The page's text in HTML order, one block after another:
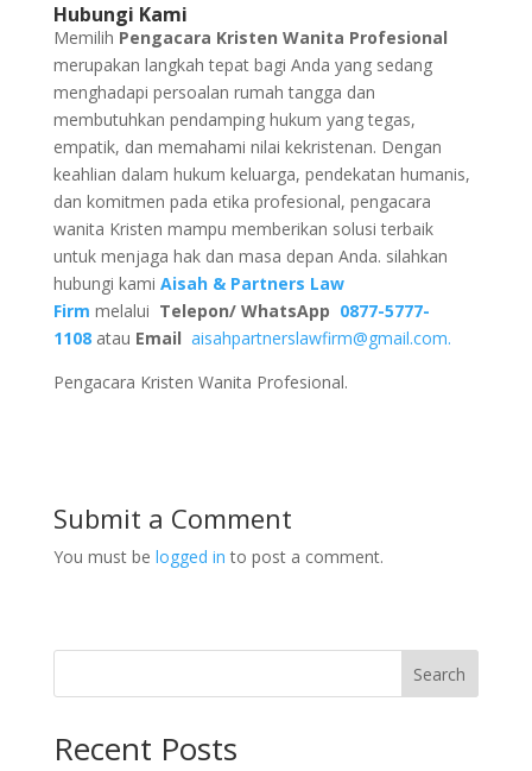
Hubungi Kami
Memilih Pengacara Kristen Wanita Profesional
merupakan langkah tepat bagi Anda yang sedang
menghadapi persoalan rumah tangga dan
membutuhkan pendamping hukum yang tegas,
empatik, dan memahami nilai kekristenan. Dengan
keahlian dalam hukum keluarga, pendekatan humanis,
dan komitmen pada etika profesional, pengacara
wanita Kristen mampu memberikan solusi terbaik
untuk menjaga hak dan masa depan Anda. silahkan
hubungi kami Aisah & Partners Law
Firm melalui Telepon/ WhatsApp 0877-5777-
1108 atau Email aisahpartnerslawfirm@gmail.com.
Pengacara Kristen Wanita Profesional.
Submit a Comment
You must be logged in to post a comment.
Search
Recent Posts